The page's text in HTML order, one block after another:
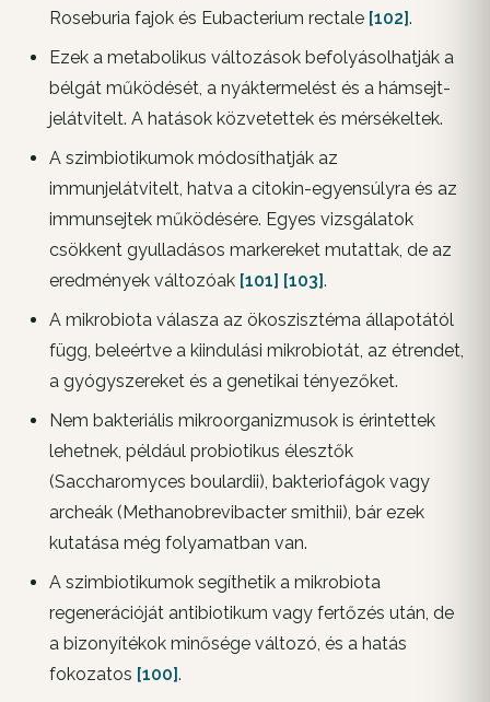
Roseburia fajok és Eubacterium rectale [102].
Ezek a metabolikus változások befolyásolhatják a
bélgát működését, a nyáktermelést és a hámsejt-
jelátvitelt. A hatások közvetettek és mérsékeltek.
A szimbiotikumok módosíthatják az
immunjelátvitelt, hatva a citokin-egyensúlyra és az
immunsejtek működésére. Egyes vizsgálatok
csökkent gyulladásos markereket mutattak, de az
eredmények változóak [101] [103].
A mikrobiota válasza az ökoszisztéma állapotától
függ, beleértve a kiindulási mikrobiotát, az étrendet,
a gyógyszereket és a genetikai tényezőket.
Nem bakteriális mikroorganizmusok is érintettek
lehetnek, például probiotikus élesztők
(Saccharomyces boulardii), bakteriofágok vagy
archeák (Methanobrevibacter smithii), bár ezek
kutatása még folyamatban van.
A szimbiotikumok segíthetik a mikrobiota
regenerációját antibiotikum vagy fertőzés után, de
a bizonyítékok minősége változó, és a hatás
fokozatos [100].